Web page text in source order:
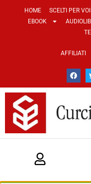
HOME SCELTI PER VOI
EBOOK
AFFILIATI